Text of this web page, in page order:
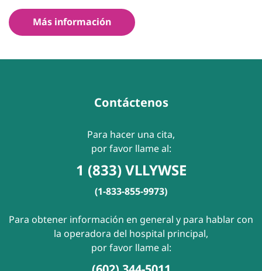
Más información
Contáctenos
Para hacer una cita,
por favor llame al:
1 (833) VLLYWSE
(1-833-855-9973)
Para obtener información en general y para hablar con
la operadora del hospital principal,
por favor llame al: